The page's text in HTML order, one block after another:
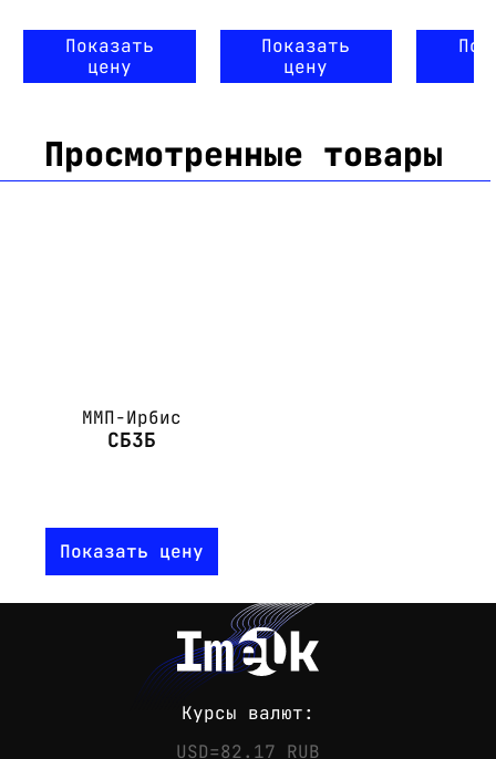
Показать
цену
Показать
цену
Просмотренные товары
ММП-Ирбис
СБ3Б
Показать цену
Курсы валют:
USD=82.17 RUB